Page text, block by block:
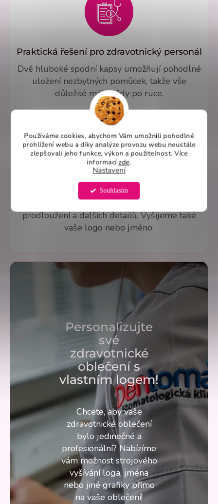
Používáme cookies, abychom Vám umožnili pohodlné
prohlížení webu a díky analýze provozu webu neustále
zlepšovali jeho funkce, výkon a použitelnost. Více
informací zde.
Nastavení
Souhlasím
Praktická řešení pro zdravotnický personál
Dvě hluboké spodní kapsy umožňují pohodlné
uložení nezbytných pomůcek, takže vše
důležité máte vždy po ruce.
Úprava střihů a personalizované šití na
míru
Nabízíme úpravy střihů na míru včetně zkrácení,
prodloužení a dalších detailů. Vyšijeme také
vaše logo nebo jméno.
Personalizujte
své
zdravotnické
oblečení s
vlastním logem!
Chcete, aby vaše
zdravotnické oblečení
bylo jedinečné a
profesionální? Nabízíme
vám možnost strojového
vyšívání loga, jména
nebo jiné grafiky přímo
na vaše oblečení!